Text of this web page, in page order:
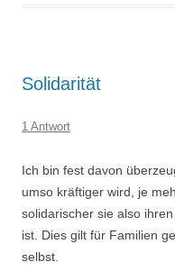
Solidarität
1 Antwort
Ich bin fest davon
umso kräftiger wird, je
solidarischer sie also
ist. Dies gilt für Familien
selbst.